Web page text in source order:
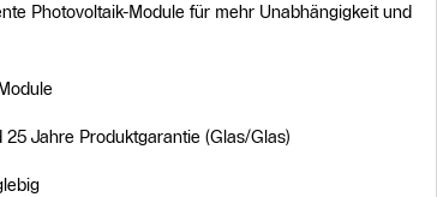
Photovoltaik-Module für mehr Unabhängigkeit und
Jahre Produktgarantie (Glas/Glas)